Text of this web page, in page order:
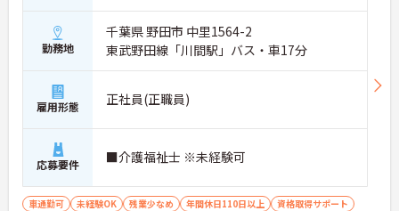
勤務地
千葉県 野田市 中里1564-2
東武野田線「川間駅」バス・車17分
雇用形態 正社員(正職員)
応募要件 ■介護福祉士 ※未経験可
車通勤可 未経験OK 残業少なめ 年間休日110日以上
資格取得サポート